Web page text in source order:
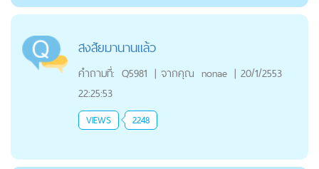
สงสัยมานานแล้ว
คำถามที่: Q5981 | จากคุณ nonae | 20/1/2553
22:25:53
VIEWS 2248